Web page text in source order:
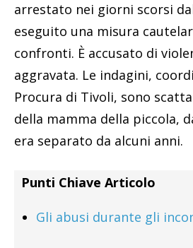
arrestato nei giorni scorsi
eseguito una misura
confronti. È accusato di
aggravata. Le indagini,
Procura di Tivoli, sono
della mamma della piccola,
era separato da alcuni anni.
Punti Chiave Articolo
Gli abusi durante gli